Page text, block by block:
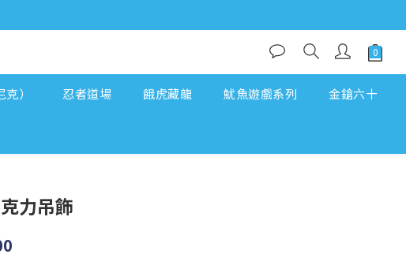
） 忍者道場 餓虎藏龍 魷魚遊戲系列 金鎗六十
力吊飾